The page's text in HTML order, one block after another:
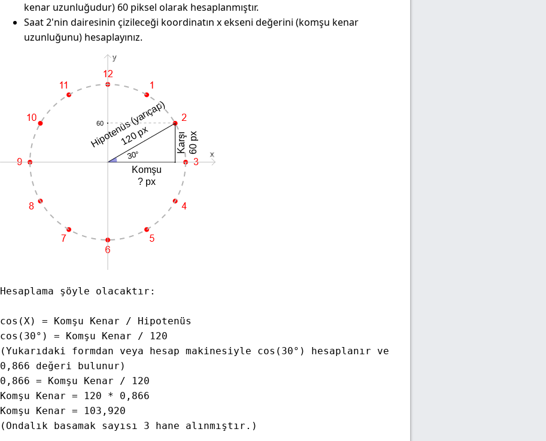
kenar uzunluğudur) 60 piksel olarak hesaplanmıştır.
Saat 2'nin dairesinin çizileceği koordinatın x ekseni değerini (komşu kenar
uzunluğunu) hesaplayınız.
Hesaplama şöyle olacaktır:
cos(X) = Komşu Kenar / Hipotenüs
cos(30°) = Komşu Kenar / 120
(Yukarıdaki formdan veya hesap makinesiyle cos(30°) hesaplanır ve
0,866 değeri bulunur)
0,866 = Komşu Kenar / 120
Komşu Kenar = 120 * 0,866
Komşu Kenar = 103,920
(Ondalık basamak sayısı 3 hane alınmıştır.)